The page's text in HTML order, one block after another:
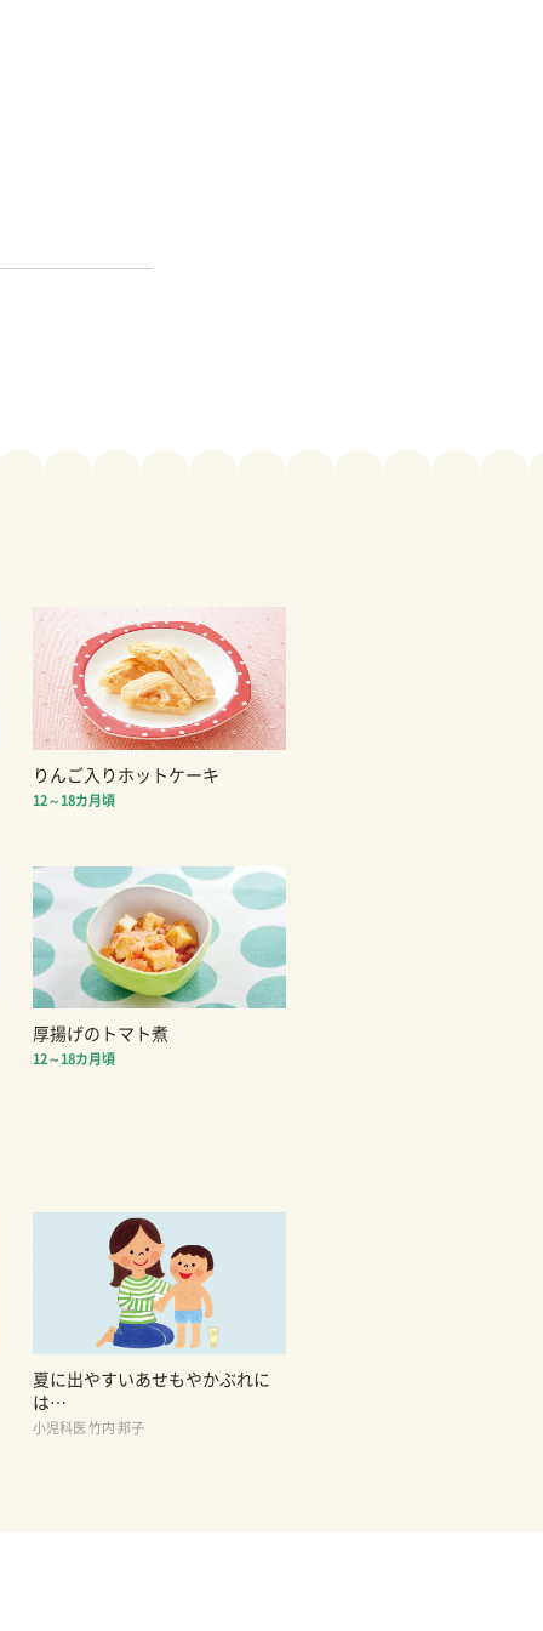
りんご入りホットケーキ
12～18カ月頃
厚揚げのトマト煮
12～18カ月頃
夏に出やすいあせもやかぶれに
は…
小児科医 竹内 邦子